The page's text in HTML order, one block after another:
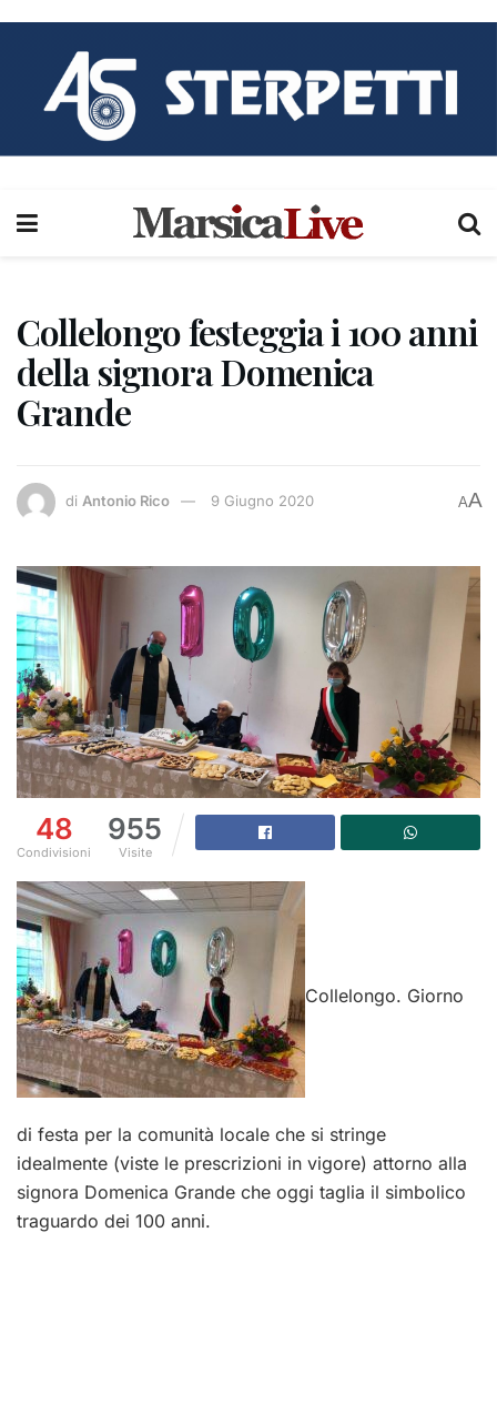
Collelongo festeggia i 100 anni
della signora Domenica
Grande
di Antonio Rico 9 Giugno 2020 AA
48
Condivisioni
955
Visite
Collelongo. Giorno
di festa per la comunità locale che si stringe
idealmente (viste le prescrizioni in vigore) attorno alla
signora Domenica Grande che oggi taglia il simbolico
traguardo dei 100 anni.